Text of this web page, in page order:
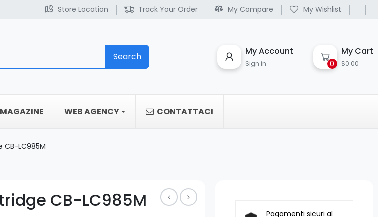
Store Location Track Your Order My Compare My Wishlist
Search My Account
Sign in 0
My Cart
$0.00
MAGAZINE WEB AGENCY CONTATTACI
CB-LC985M
CB-LC985M
Pagamenti sicuri al